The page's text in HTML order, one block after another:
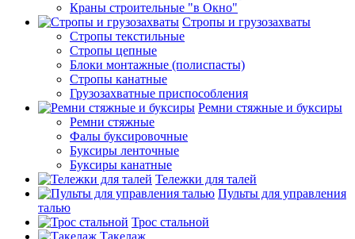
Краны строительные "в Окно"
Стропы и грузозахваты
Стропы текстильные
Стропы цепные
Блоки монтажные (полиспасты)
Стропы канатные
Грузозахватные приспособления
Ремни стяжные и буксиры
Ремни стяжные
Фалы буксировочные
Буксиры ленточные
Буксиры канатные
Тележки для талей
Пульты для управления
талью
Трос стальной
Такелаж